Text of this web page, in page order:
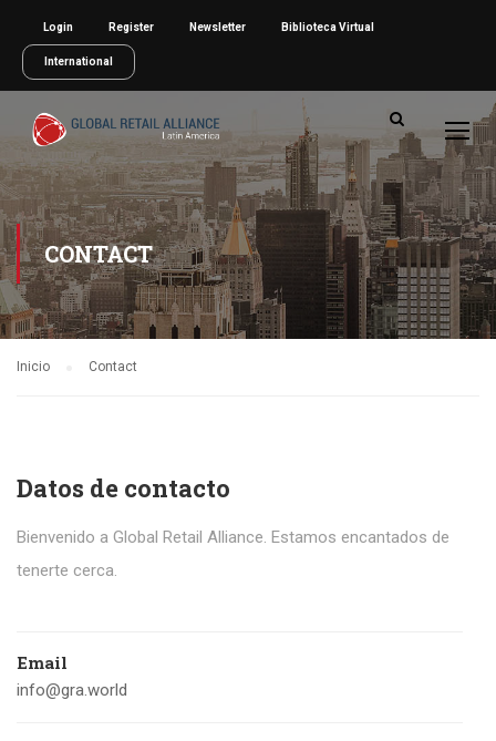
Login Register Newsletter Biblioteca Virtual
International
CONTACT
Inicio Contact
Datos de contacto
Bienvenido a Global Retail Alliance. Estamos encantados de
tenerte cerca.
Email
info@gra.world